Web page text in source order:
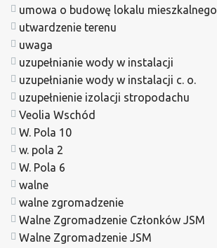
umowa o budowę lokalu mieszkalnego
utwardzenie terenu
uwaga
uzupełnianie wody w instalacji
uzupełnianie wody w instalacji c. o.
uzupełnienie izolacji stropodachu
Veolia Wschód
W. Pola 10
w. pola 2
W. Pola 6
walne
walne zgromadzenie
Walne Zgromadzenie Członków JSM
Walne Zgromadzenie JSM